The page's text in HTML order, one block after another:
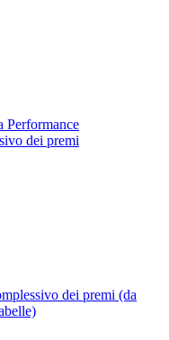
Performance
dei premi
dei premi (da